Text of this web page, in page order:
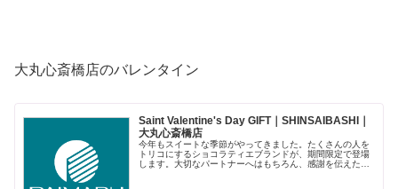
大丸心斎橋店のバレンタイン
Saint Valentine's Day GIFT｜SHINSAIBASHI｜
大丸心斎橋店
今年もスイートな季節がやってきました。たくさんの人を
トリコにするショコラティエブランドが、期間限定で登場
します。大切なパートナーへはもちろん、感謝を伝えたい